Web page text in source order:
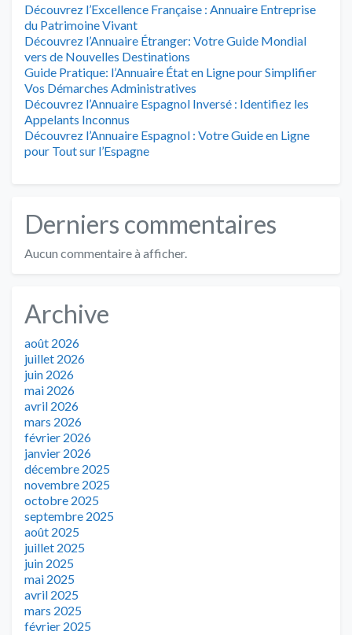
Découvrez l’Excellence Française : Annuaire Entreprise
du Patrimoine Vivant
Découvrez l’Annuaire Étranger: Votre Guide Mondial
vers de Nouvelles Destinations
Guide Pratique: l’Annuaire État en Ligne pour Simplifier
Vos Démarches Administratives
Découvrez l’Annuaire Espagnol Inversé : Identifiez les
Appelants Inconnus
Découvrez l’Annuaire Espagnol : Votre Guide en Ligne
pour Tout sur l’Espagne
Derniers commentaires
Aucun commentaire à afficher.
Archive
août 2026
juillet 2026
juin 2026
mai 2026
avril 2026
mars 2026
février 2026
janvier 2026
décembre 2025
novembre 2025
octobre 2025
septembre 2025
août 2025
juillet 2025
juin 2025
mai 2025
avril 2025
mars 2025
février 2025